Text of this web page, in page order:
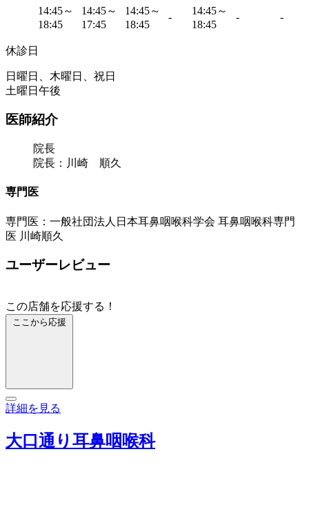
14:45～
18:45
14:45～
17:45
14:45～
18:45
-
14:45～
18:45
- -
休診日
日曜日、木曜日、祝日
土曜日午後
医師紹介
院長
院長：川崎 順久
専門医
専門医：一般社団法人日本耳鼻咽喉科学会 耳鼻咽喉科専門
医 川崎順久
ユーザーレビュー
この店舗を応援する！
ここから応援
詳細を見る
大口通り耳鼻咽喉科